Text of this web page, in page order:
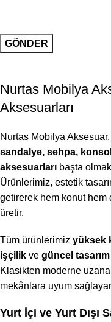
Nurtas Mobilya
Aksesuarları
Nurtas Mobilya
sandalye, sehpa,
aksesuarları başta
Ürünlerimiz, estetik
getirerek hem konut
üretir.
Tüm ürünlerimiz yüksek
işçilik ve güncel
Klasikten moderne
mekânlara uyum
Yurt İçi ve Yurt Dışı